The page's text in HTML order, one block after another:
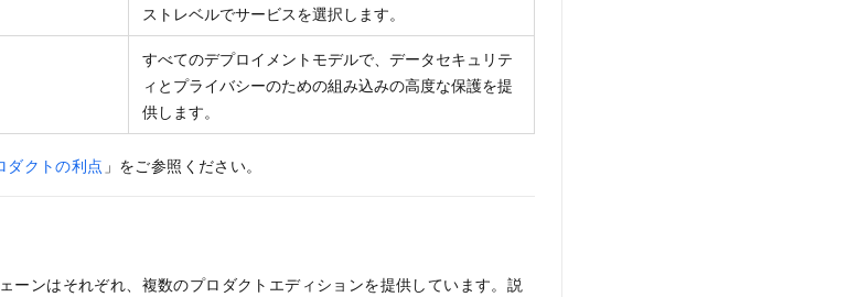
ストレベルでサービスを選択します。
すべてのデプロイメントモデルで、データセキュリテ
ィとプライバシーのための組み込みの高度な保護を提
供します。
ダクトの利点 」をご参照ください。
ンはそれぞれ、複数のプロダクトエディションを提供しています。説